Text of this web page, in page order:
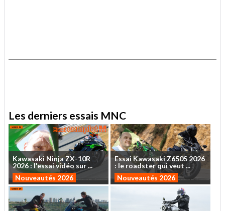
Les derniers essais MNC
Kawasaki NinjaZX-10R
2026: l'essaividéo sur...
Nouveautés 2026
Essai Kawasaki Z650S 2026
: le roadsterquiveut ...
Nouveautés 2026